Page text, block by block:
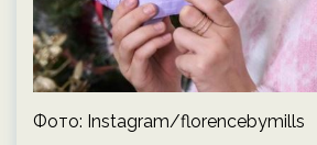
Фото: Instagram/florencebymills